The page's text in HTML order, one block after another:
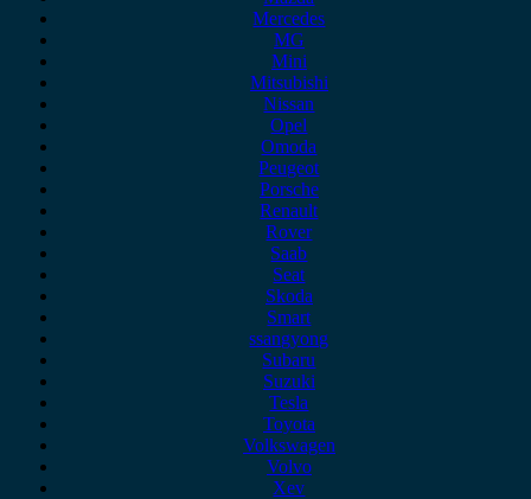
Mercedes
MG
Mini
Mitsubishi
Nissan
Opel
Omoda
Peugeot
Porsche
Renault
Rover
Saab
Seat
Skoda
Smart
ssangyong
Subaru
Suzuki
Tesla
Toyota
Volkswagen
Volvo
Xev